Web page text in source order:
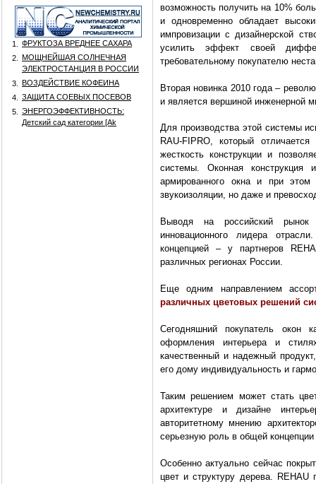
1.
ФРУКТОЗА ВРЕДНЕЕ САХАРА
2.
МОЩНЕЙШАЯ СОЛНЕЧНАЯ
ЭЛЕКТРОСТАНЦИЯ В РОССИИ
3.
ВОЗДЕЙСТВИЕ КОФЕИНА
4.
ЗАЩИТА СОЕВЫХ ПОСЕВОВ
5.
ЭНЕРГОЭФФЕКТИВНОСТЬ:
Детский сад категории [Аk
возможность получить на 10%
и одновременно обладает
импровизации с дизайнерской
усилить эффект своей
требовательному покупателю
Вторая новинка 2010 года –
и является вершиной инженерной
Для производства этой системы
RAU-FIPRO, который
жесткость конструкции и
системы. Оконная конструкция
армированного окна и при
звукоизоляции, но даже и
Выводя на российский
инновационного лидера
концепцией – у партнеров
различных регионах России.
Еще одним направлением
различных цветовых решений
Сегодняшний покупатель окон
оформления интерьера и
качественный и надежный
его дому индивидуальность и
Таким решением может стать
архитектуре и дизайне
авторитетному мнению
серьезную роль в общей
Особенно актуально сейчас
цвет и структуру дерева. REHAU